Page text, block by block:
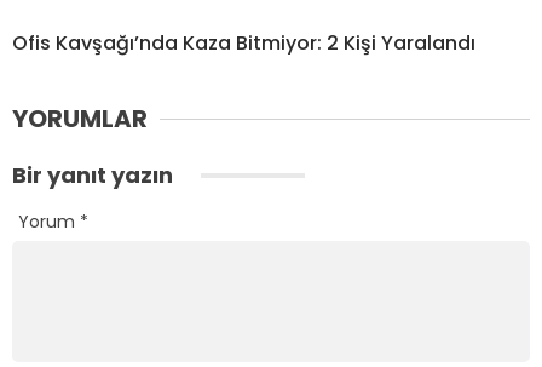
Ofis Kavşağı’nda Kaza Bitmiyor: 2 Kişi Yaralandı
YORUMLAR
Bir yanıt yazın
Yorum *